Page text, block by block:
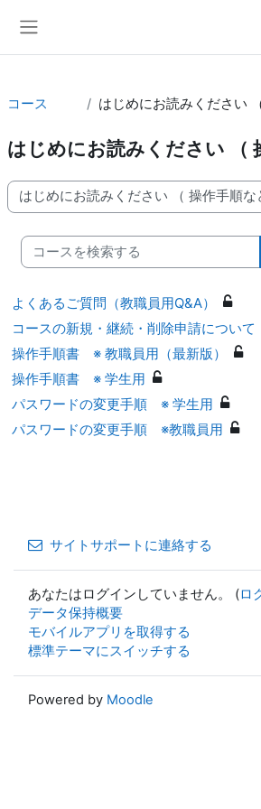
コース はじめにお読みください
はじめにお読みください （
コースカテゴリ
コースを検索する
よくあるご質問（教職員用Q&A）
コースの新規・継続・削除申請について
操作手順書 ※ 教職員用（最新版）
操作手順書 ※ 学生用
パスワードの変更手順 ※ 学生用
パスワードの変更手順 ※教職員用
サイトサポートに連絡する
あなたはログインしていません。 (ロ
データ保持概要
モバイルアプリを取得する
標準テーマにスイッチする
Powered by Moodle